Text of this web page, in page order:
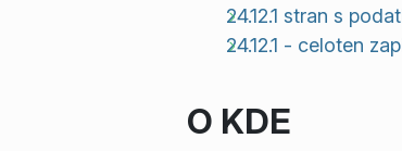
24.12.1 stran s
24.12.1 - celoten
O KDE